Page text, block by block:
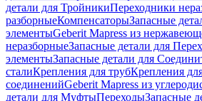
детали для ТройникиПереходники
разборныеКомпенсаторыЗапасные
элементыGeberit Mapress из
неразборныеЗапасные детали для
элементыЗапасные детали для
сталиКрепления для трубКрепления
соединенийGeberit Mapress из
детали для МуфтыПереходыЗапасные